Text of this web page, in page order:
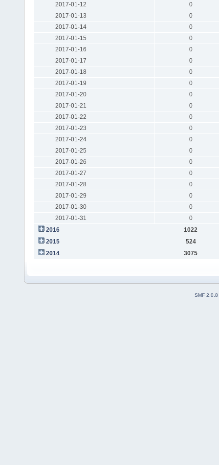
2017-01-12
0
2017-01-13
0
2017-01-14
0
2017-01-15
0
2017-01-16
0
2017-01-17
0
2017-01-18
0
2017-01-19
0
2017-01-20
0
2017-01-21
0
2017-01-22
0
2017-01-23
0
2017-01-24
0
2017-01-25
0
2017-01-26
0
2017-01-27
0
2017-01-28
0
2017-01-29
0
2017-01-30
0
2017-01-31
0
2016
1022
2015
524
2014
3075
SMF 2.0.8